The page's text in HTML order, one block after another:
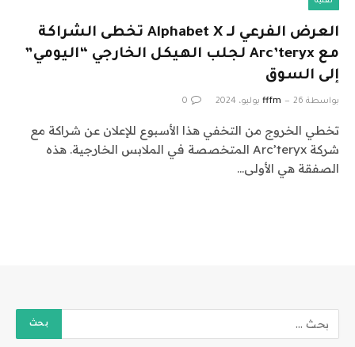
العرض الفرعي لـ Alphabet X تخطى الشراكة
مع Arc’teryx لجلب الهيكل الخارجي “اليومي”
إلى السوق
بواسطة fffm 26 يوليو، 2024 0
تخطي الخروج من التخفي هذا الأسبوع للإعلان عن شراكة مع
شركة Arc’teryx المتخصصة في الملابس الخارجية. هذه
الصفقة هي الأولى…